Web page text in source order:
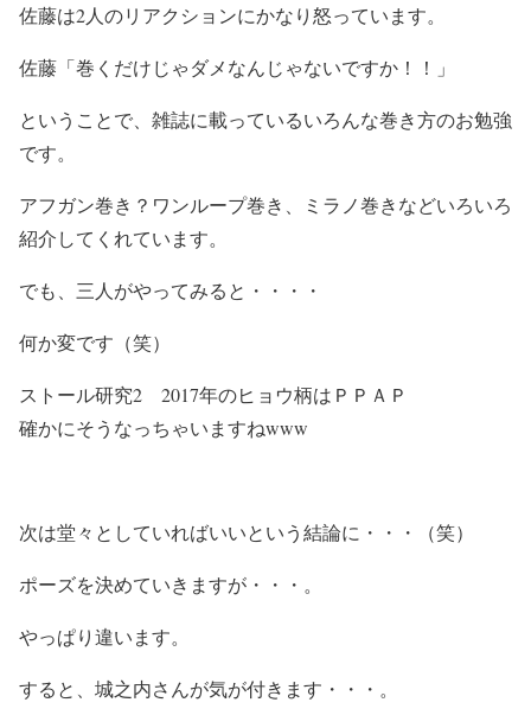
佐藤は2人のリアクションにかなり怒っています。
佐藤「巻くだけじゃダメなんじゃないですか！！」
ということで、雑誌に載っているいろんな巻き方のお勉強
です。
アフガン巻き？ワンループ巻き、ミラノ巻きなどいろいろ
紹介してくれています。
でも、三人がやってみると・・・・
何か変です（笑）
ストール研究2 2017年のヒョウ柄はＰＰＡＰ
確かにそうなっちゃいますねwww
次は堂々としていればいいという結論に・・・（笑）
ポーズを決めていきますが・・・。
やっぱり違います。
すると、城之内さんが気が付きます・・・。